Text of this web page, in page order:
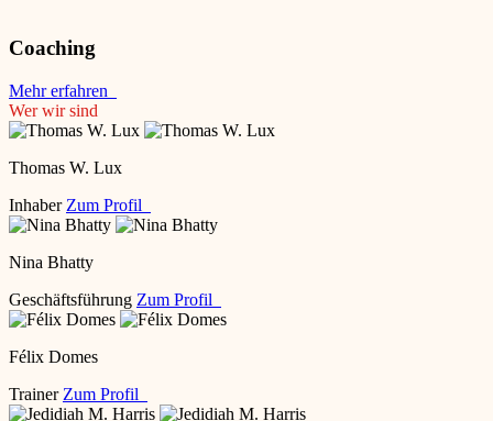
Coaching
Mehr erfahren
Wer wir sind
Thomas W. Lux
Inhaber Zum Profil
Nina Bhatty
Geschäftsführung Zum Profil
Félix Domes
Trainer Zum Profil